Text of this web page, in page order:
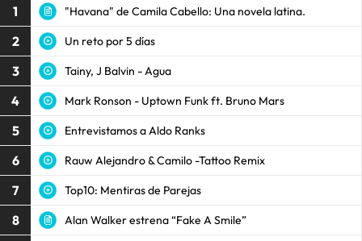
1 "Havana" de Camila Cabello: Una novela latina.
2 Un reto por 5 días
3 Tainy, J Balvin - Agua
4 Mark Ronson - Uptown Funk ft. Bruno Mars
5 Entrevistamos a Aldo Ranks
6 Rauw Alejandro & Camilo -Tattoo Remix
7 Top10: Mentiras de Parejas
8 Alan Walker estrena “Fake A Smile”